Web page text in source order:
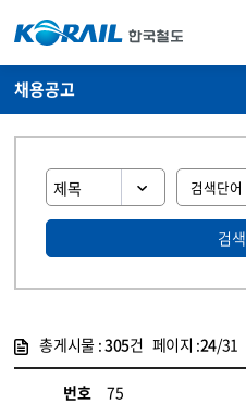
채용공고
검색
총게시물 :305건 페이지 :24/31
번호
75